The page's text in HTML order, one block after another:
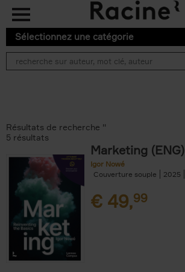
Aller au contenu principal
Sélectionnez une catégorie
Résultats de recherche ''
5 résultats
Marketing (ENG)
Igor Nowé
Couverture souple
2025
€ 49,99